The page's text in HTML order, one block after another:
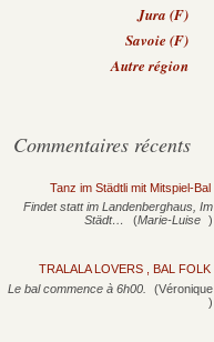
Jura (F)
Savoie (F)
Autre région
Commentaires récents
Tanz im Städtli mit Mitspiel-Bal
Findet statt im Landenberghaus, Im
Städt…
(Marie-Luise )
TRALALA LOVERS , BAL FOLK
Le bal commence à 6h00.
(Véronique
)